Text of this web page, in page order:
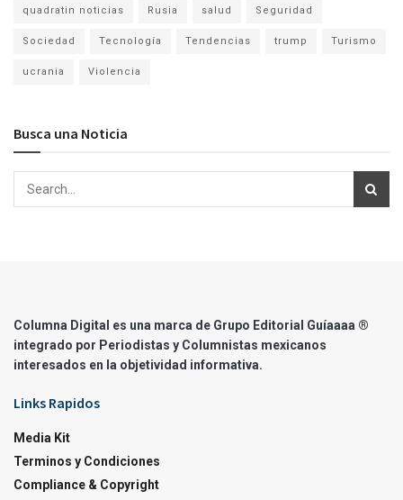
quadratin noticias Rusia salud Seguridad
Sociedad Tecnología Tendencias trump Turismo
ucrania Violencia
Busca una Noticia
Columna Digital es una marca de Grupo Editorial Guíaaaa ®
integrado por Periodistas y Columnistas mexicanos
interesados en la objetividad informativa.
Links Rapidos
Media Kit
Terminos y Condiciones
Compliance & Copyright